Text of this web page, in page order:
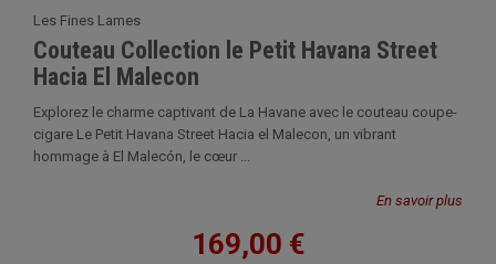
Les Fines Lames
Couteau Collection le Petit Havana Street
Hacia El Malecon
Explorez le charme captivant de La Havane avec le couteau coupe-
cigare Le Petit Havana Street Hacia el Malecon, un vibrant
hommage à El Malecón, le cœur ...
En savoir plus
169,00 €